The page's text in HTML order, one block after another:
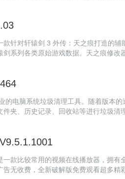
款针对轩辕剑 3 外传：天之痕打造的辅
剑系列各类原始游戏数据。天之痕修改
的电脑系统垃圾清理工具。随着版本的
件夹、历史记录、回收站等进行垃圾清
一款比较常用的视频在线播放器，拥有
告无收费，全新破解版免费观看超多精